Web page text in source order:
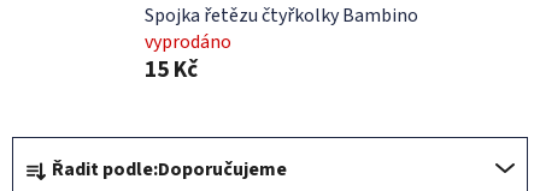
Spojka řetězu čtyřkolky Bambino
vyprodáno
15 Kč
Ř
a
Řadit podle:Doporučujeme